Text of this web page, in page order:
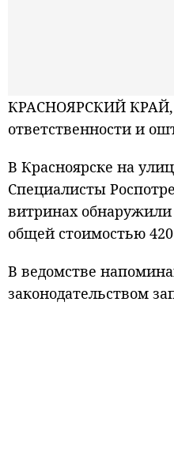
КРАСНОЯРСКИЙ КРАЙ,
ответственности и
В Красноярске на
Специалисты
витринах
общей стоимостью
В ведомстве
законодательством